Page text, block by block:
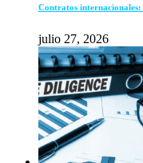
Contratos
julio 27, 2026